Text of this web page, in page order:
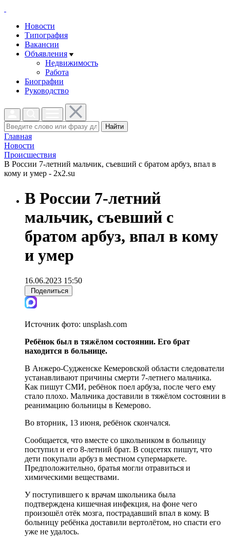
Новости
Типография
Вакансии
Объявления
Недвижимость
Работа
Биографии
Руководство
Найти
Главная
Новости
Проиcшествия
В России 7-летний мальчик, съевший с братом арбуз, впал в
кому и умер - 2x2.su
В России 7-летний
мальчик, съевший с
братом арбуз, впал в кому
и умер
16.06.2023 15:50
Поделиться
Источник фото: unsplash.com
Ребёнок был в тяжёлом состоянии. Его брат
находится в больнице.
В Анжеро-Судженске Кемеровской области следователи
устанавливают причины смерти 7-летнего мальчика.
Как пишут СМИ, ребёнок поел арбуза, после чего ему
стало плохо. Мальчика доставили в тяжёлом состоянии в
реанимацию больницы в Кемерово.
Во вторник, 13 июня, ребёнок скончался.
Сообщается, что вместе со школьником в больницу
поступил и его 8-летний брат. В соцсетях пишут, что
дети покупали арбуз в местном супермаркете.
Предположительно, братья могли отравиться и
химическими веществами.
У поступившего к врачам школьника была
подтверждена кишечная инфекция, на фоне чего
произошёл отёк мозга, пострадавший впал в кому. В
больницу ребёнка доставили вертолётом, но спасти его
уже не удалось.